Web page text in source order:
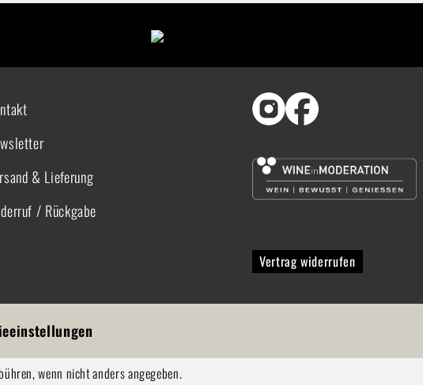
& Lieferung
/ Rückgabe
Vertrag widerrufen
wenn nicht anders angegeben.